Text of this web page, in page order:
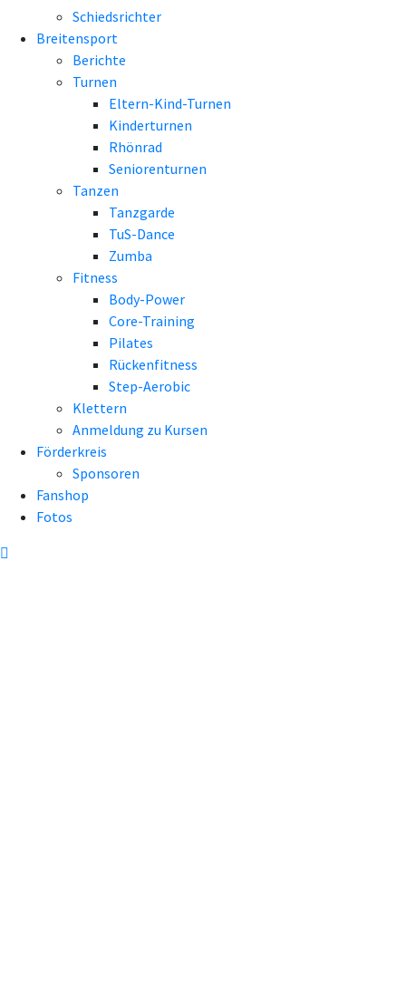
Schiedsrichter
Breitensport
Berichte
Turnen
Eltern-Kind-Turnen
Kinderturnen
Rhönrad
Seniorenturnen
Tanzen
Tanzgarde
TuS-Dance
Zumba
Fitness
Body-Power
Core-Training
Pilates
Rückenfitness
Step-Aerobic
Klettern
Anmeldung zu Kursen
Förderkreis
Sponsoren
Fanshop
Fotos